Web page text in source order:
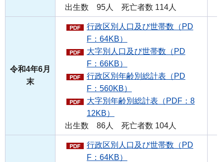
出生数 95人 死亡者数 114人
令和4年6月
末
行政区別人口及び世帯数（PD
F：64KB）
大字別人口及び世帯数（PD
F：66KB）
行政区別年齢別総計表（PD
F：560KB）
大字別年齢別総計表（PDF：8
12KB）
出生数 86人 死亡者数 104人
行政区別人口及び世帯数（PD
F：64KB）